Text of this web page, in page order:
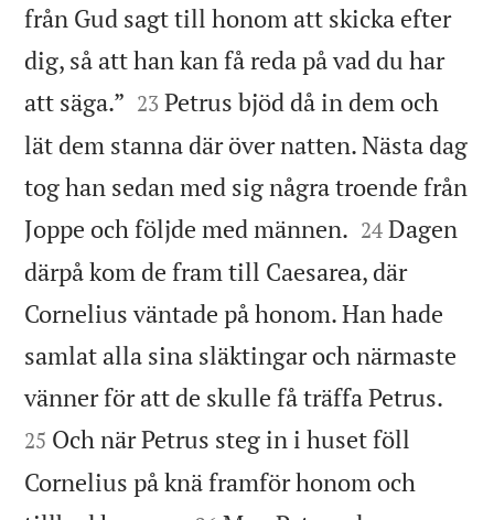
från Gud sagt till honom att skicka efter
dig, så att han kan få reda på vad du har
att säga.” 

23 Petrus bjöd då in dem och
lät dem stanna där över natten. Nästa dag
tog han sedan med sig några troende från
Joppe och följde med männen. 

24 Dagen
därpå kom de fram till Caesarea, där
Cornelius väntade på honom. Han hade
samlat alla sina släktingar och närmaste
vänner för att de skulle få träffa Petrus.
25 Och när Petrus steg in i huset föll
Cornelius på knä framför honom och